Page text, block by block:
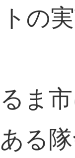
の
ま
る